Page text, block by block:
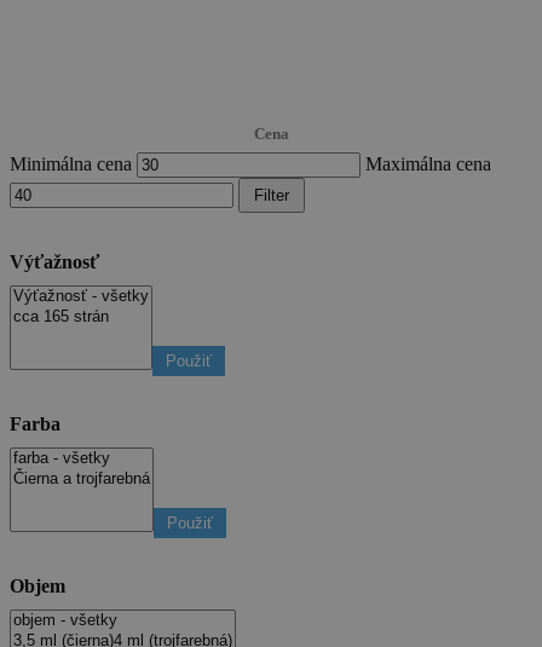
Cena
Minimálna cena Maximálna cena
Filter
Výťažnosť
Použiť
Farba
Použiť
Objem